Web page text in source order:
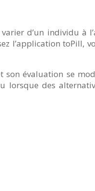
d’un individu à
l’application toPill,
son évaluation se
lorsque des